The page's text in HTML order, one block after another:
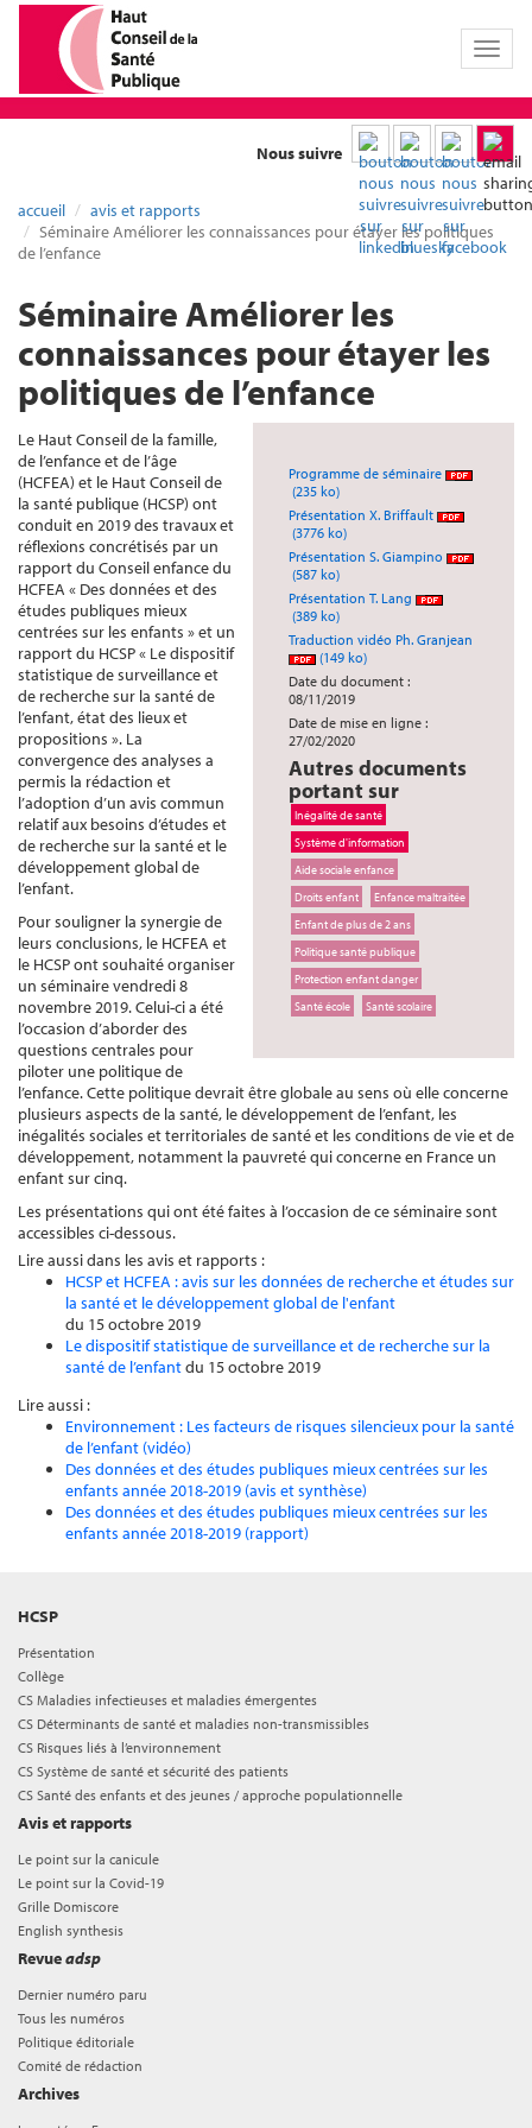
Toggle
Nous suivre
accueil
avis et rapports
Séminaire Améliorer les connaissances pour étayer les politiques
de l’enfance
Séminaire Améliorer les
connaissances pour étayer les
politiques de l’enfance
Programme de séminaire
(235 ko)
Présentation X. Briffault
(3776 ko)
Présentation S. Giampino
(587 ko)
Présentation T. Lang
(389 ko)
Traduction vidéo Ph. Granjean
(149 ko)
Date du document :
08/11/2019
Date de mise en ligne :
27/02/2020
Autres documents
portant sur
Inégalité de santé
Système d'information
Aide sociale enfance
Droits enfant
Enfance maltraitée
Enfant de plus de 2 ans
Politique santé publique
Protection enfant danger
Santé école
Santé scolaire
Le Haut Conseil de la famille,
de l’enfance et de l’âge
(HCFEA) et le Haut Conseil de
la santé publique (HCSP) ont
conduit en 2019 des travaux et
réflexions concrétisés par un
rapport du Conseil enfance du
HCFEA « Des données et des
études publiques mieux
centrées sur les enfants » et un
rapport du HCSP « Le dispositif
statistique de surveillance et
de recherche sur la santé de
l’enfant, état des lieux et
propositions ». La
convergence des analyses a
permis la rédaction et
l’adoption d’un avis commun
relatif aux besoins d’études et
de recherche sur la santé et le
développement global de
l’enfant.
Pour souligner la synergie de
leurs conclusions, le HCFEA et
le HCSP ont souhaité organiser
un séminaire vendredi 8
novembre 2019. Celui-ci a été
l’occasion d’aborder des
questions centrales pour
piloter une politique de
l’enfance. Cette politique devrait être globale au sens où elle concerne
plusieurs aspects de la santé, le développement de l’enfant, les
inégalités sociales et territoriales de santé et les conditions de vie et de
développement, notamment la pauvreté qui concerne en France un
enfant sur cinq.
Les présentations qui ont été faites à l’occasion de ce séminaire sont
accessibles ci-dessous.
Lire aussi dans les avis et rapports :
HCSP et HCFEA : avis sur les données de recherche et études sur
la santé et le développement global de l'enfant
du 15 octobre 2019
Le dispositif statistique de surveillance et de recherche sur la
santé de l’enfantdu 15 octobre 2019
Lire aussi :
Environnement : Les facteurs de risques silencieux pour la santé
de l’enfant (vidéo)
Des données et des études publiques mieux centrées sur les
enfants année 2018-2019 (avis et synthèse)
Des données et des études publiques mieux centrées sur les
enfants année 2018-2019 (rapport)
HCSP
Présentation
Collège
CS Maladies infectieuses et maladies émergentes
CS Déterminants de santé et maladies non-transmissibles
CS Risques liés à l’environnement
CS Système de santé et sécurité des patients
CS Santé des enfants et des jeunes / approche populationnelle
Avis et rapports
Le point sur la canicule
Le point sur la Covid-19
Grille Domiscore
English synthesis
Revueadsp
Dernier numéro paru
Tous les numéros
Politique éditoriale
Comité de rédaction
Archives